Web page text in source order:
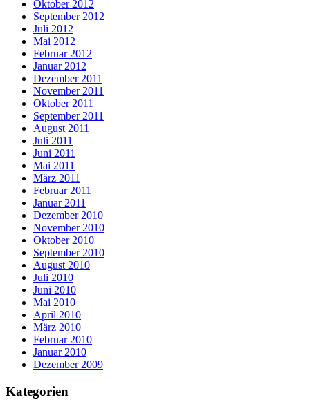
Oktober 2012
September 2012
Juli 2012
Mai 2012
Februar 2012
Januar 2012
Dezember 2011
November 2011
Oktober 2011
September 2011
August 2011
Juli 2011
Juni 2011
Mai 2011
März 2011
Februar 2011
Januar 2011
Dezember 2010
November 2010
Oktober 2010
September 2010
August 2010
Juli 2010
Juni 2010
Mai 2010
April 2010
März 2010
Februar 2010
Januar 2010
Dezember 2009
Kategorien